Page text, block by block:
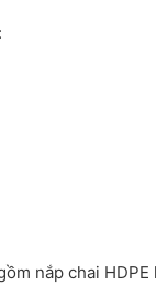
nắp chai HDPE